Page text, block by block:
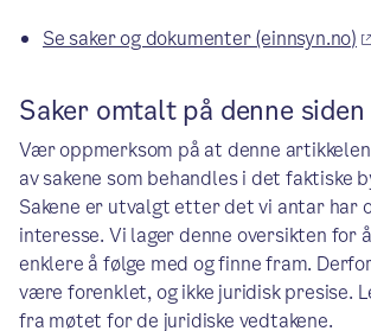
Se saker og dokumenter (einnsyn.no)
Saker omtalt på denne siden
Vær oppmerksom på at denne
av sakene som behandles i det faktiske
Sakene er utvalgt etter det vi antar har
interesse. Vi lager denne oversikten for
enklere å følge med og finne fram.
være forenklet, og ikke juridisk presise.
fra møtet for de juridiske vedtakene.